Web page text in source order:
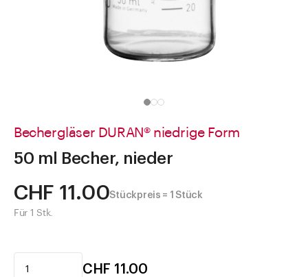
Bechergläser DURAN® niedrige Form
50 ml Becher, nieder
CHF 11.00Stückpreis = 1 Stück
Für 1 Stk.
CHF 11.00